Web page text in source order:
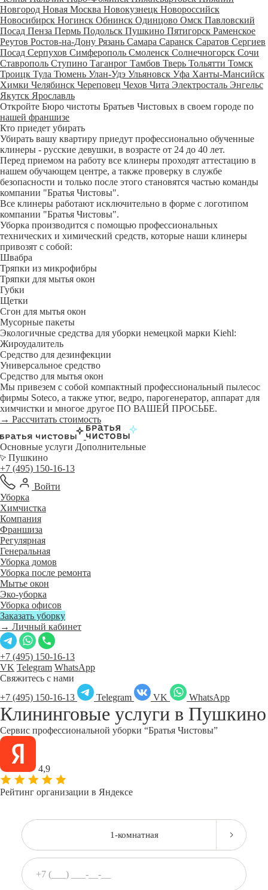
Новгород Новая Москва Новокузнецк Новороссийск
Новосибирск Ногинск Обнинск Одинцово Омск Павловский
Посад Пенза Пермь Подольск Пушкино Пятигорск Раменское
Реутов Ростов-на-Дону Рязань Самара Саранск Саратов Сергиев
Посад Серпухов Симферополь Смоленск Солнечногорск Сочи
Ставрополь Ступино Таганрог Тамбов Тверь Тольятти Томск
Троицк Тула Тюмень Улан-Удэ Ульяновск Уфа Ханты-Мансийск
Химки Челябинск Череповец Чехов Чита Электросталь Энгельс
Якутск Ярославль
Откройте Бюро чистоты Братьев Чистовых в своем городе по
нашей франшизе
Кто приедет убирать
Убирать вашу квартиру приедут профессионально обученные
клинеры - русские девушки, в возрасте от 24 до 40 лет.
Перед приемом на работу все клинеры проходят аттестацию в
нашем обучающем центре, а также проверку в службе
безопасности и только после этого становятся частью команды
компании "Братья Чистовы".
Все клинеры работают исключительно в форме с логотипом
компании "Братья Чистовы".
Уборка производится с помощью профессиональных
технических и химический средств, которые наши клинеры
привозят с собой:
Швабра
Тряпки из микрофибры
Тряпки для мытья окон
Губки
Щетки
Сгон для мытья окон
Мусорные пакеты
Экологичные средства для уборки немецкой марки Kiehl:
Жироудалитель
Средство для дезинфекции
Универсальное средство
Средство для мытья окон
Мы привезем с собой компактный профессиональный пылесос
фирмы Soteco, а также утюг, ведро, парогенератор, аппарат для
химчистки и многое другое ПО ВАШЕЙ ПРОСЬБЕ.
→ Рассчитать стоимость
Основные услуги Дополнительные
Пушкино
+7 (495) 150-16-13
Войти
Уборка
Химчистка
Компания
Франшиза
Регулярная
Генеральная
Уборка домов
Уборка после ремонта
Мытье окон
Эко-уборка
Уборка офисов
Заказать уборку
→ Личный кабинет
+7 (495) 150-16-13
VK Telegram WhatsApp
Свяжитесь с нами
+7 (495) 150-16-13
Telegram VK WhatsApp
Клининговые услуги в Пушкино
Сервис профессиональной уборки “Братья Чистовы”
4,9
Рейтинг организации в Яндексе
1-комнатная